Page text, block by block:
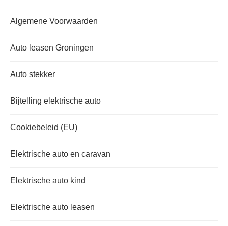
Algemene Voorwaarden
Auto leasen Groningen
Auto stekker
Bijtelling elektrische auto
Cookiebeleid (EU)
Elektrische auto en caravan
Elektrische auto kind
Elektrische auto leasen